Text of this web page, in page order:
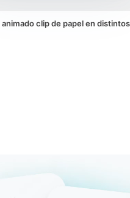
clip de papel en